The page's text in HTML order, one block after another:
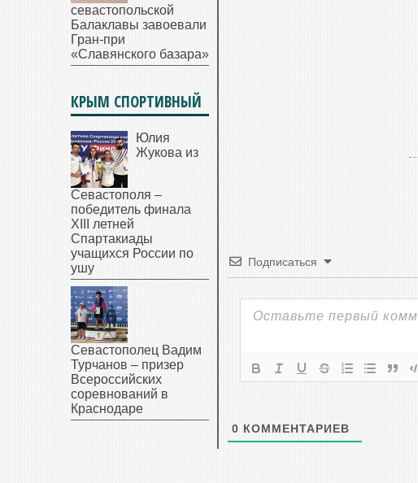
Подписаться
0 КОММЕНТАРИЕВ
севастопольской
Балаклавы завоевали
Гран-при
«Славянского базара»
КРЫМ СПОРТИВНЫЙ
Юлия
Жукова из
Севастополя –
победитель финала
XIII летней
Спартакиады
учащихся России по
ушу
Севастополец Вадим
Турчанов – призер
Всероссийских
соревнований в
Краснодаре